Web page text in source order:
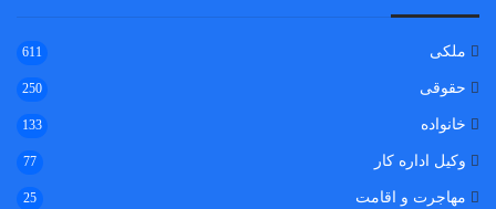
ملکی 611
حقوقی 250
خانواده 133
وکیل اداره کار 77
مهاجرت و اقامت 25